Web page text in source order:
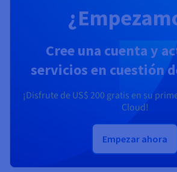
Cree una cuenta y
servicios en cuestión
¡Disfrute de US$ 200 gratis en su
Cloud!
Empezar ahora